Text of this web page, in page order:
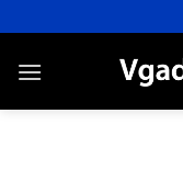
ไป
ยัง